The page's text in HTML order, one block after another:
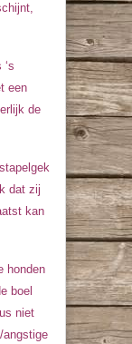
een
de
dat zij
kan
honden
boel
niet
angstige